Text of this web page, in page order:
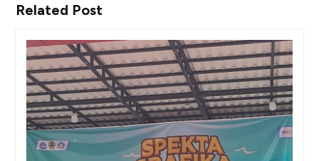
Related Post